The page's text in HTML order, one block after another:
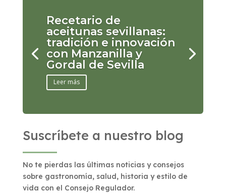
Recetario de
aceitunas sevillanas:
tradición e innovación
con Manzanilla y
Gordal de Sevilla
Leer más
Suscríbete a nuestro blog
No te pierdas las últimas noticias y consejos
sobre gastronomía, salud, historia y estilo de
vida con el Consejo Regulador.